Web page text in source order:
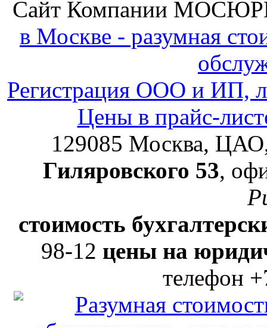
Сайт Компании
в Москве - разумная
Регистрация ООО и ИП,
Цены в прайс-
129085 Москва,
Гиляровского 53,
стоимость
98-12 цены на
телефон